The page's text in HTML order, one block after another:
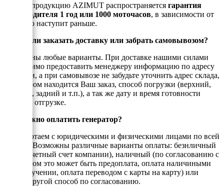
На всю продукцию AZIMUT распространяется гарантия
производителя 1 год или 1000 моточасов, в зависимости от
того, что наступит раньше.
Можно ли заказать доставку или забрать самовывозом?
Возможны любые варианты. При доставке нашими силами
необходимо предоставить менеджеру информацию по адресу
доставки, а при самовывозе не забудьте уточнить адрес склада,
на котором находится Ваш заказ, способ погрузки (верхний,
боковой, задний и т.п.), а так же дату и время готовности
товара к отгрузке.
Как можно оплатить генератор?
Мы работаем с юридическими и физическими лицами по всей
России. Возможны различные варианты оплаты: безнличный
(на рассчетный счет компании), наличный (по согласованию с
енеджером это может быть предоплата, оплата наличиными
при получении, оплата переводом с карты на карту) или
любой другой способ по согласованию.